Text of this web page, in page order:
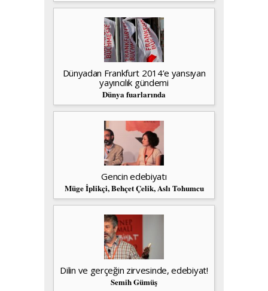
Dünyadan Frankfurt 2014’e yansıyan
yayıncılık gündemi
Dünya fuarlarında
Gencin edebiyatı
Müge İplikçi, Behçet Çelik, Aslı Tohumcu
Dilin ve gerçeğin zirvesinde, edebiyat!
Semih Gümüş